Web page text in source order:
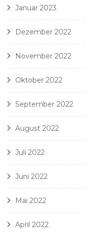
Januar 2023
Dezember 2022
November 2022
Oktober 2022
September 2022
August 2022
Juli 2022
Juni 2022
Mai 2022
April 2022